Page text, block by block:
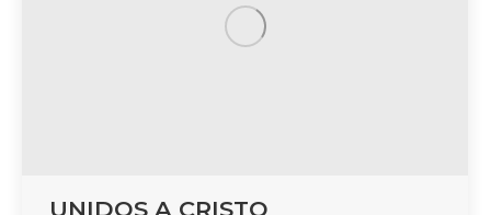
UNIDOS A CRISTO